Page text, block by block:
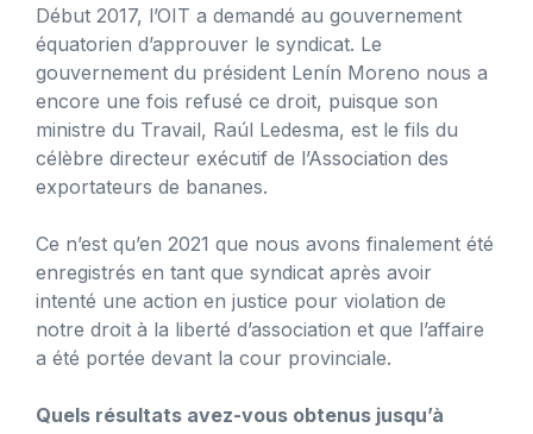
Début 2017, l’OIT a demandé au gouvernement
équatorien d’approuver le syndicat. Le
gouvernement du président Lenín Moreno nous a
encore une fois refusé ce droit, puisque son
ministre du Travail, Raúl Ledesma, est le fils du
célèbre directeur exécutif de l’Association des
exportateurs de bananes.
Ce n’est qu’en 2021 que nous avons finalement été
enregistrés en tant que syndicat après avoir
intenté une action en justice pour violation de
notre droit à la liberté d’association et que l’affaire
a été portée devant la cour provinciale.
Quels résultats avez-vous obtenus jusqu’à